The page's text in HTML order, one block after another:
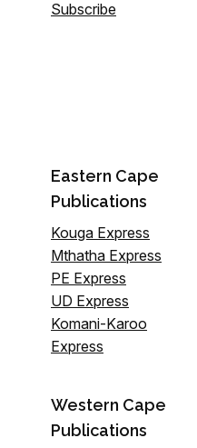
Subscribe
Eastern Cape
Publications
Kouga Express
Mthatha Express
PE Express
UD Express
Komani-Karoo
Express
Western Cape
Publications